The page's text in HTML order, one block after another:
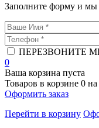
Заполните форму и мы
ПЕРЕЗВОНИТЕ
0
Ваша корзина пуста
Товаров в корзине 0
Оформить заказ
Перейти в корзину